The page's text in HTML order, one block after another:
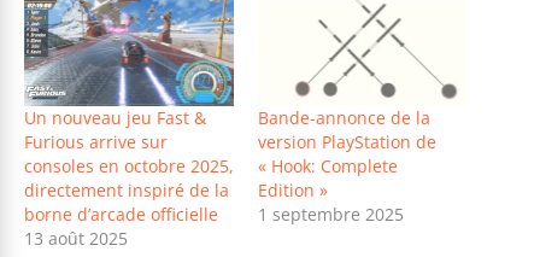
Un nouveau jeu Fast &
Furious arrive sur
consoles en octobre 2025,
directement inspiré de la
borne d’arcade officielle
13 août 2025
Bande-annonce de la
version PlayStation de
« Hook: Complete
Edition »
1 septembre 2025